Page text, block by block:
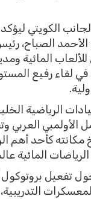
الكويتي
الصباح، رئيس
المائية
، في لقاء رفيع
الرياضية
العربي
كأحد أهم
المائية
بروتوكول